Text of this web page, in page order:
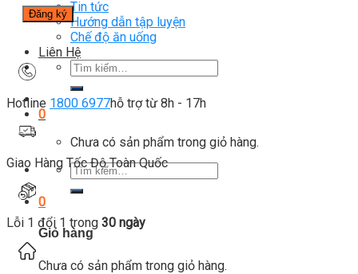
Tin tức
Hướng dẫn tập luyện
Chế độ ăn uống
Liên Hệ
Tìm
kiếm:
0
Chưa có sản phẩm trong giỏ hàng.
Tìm
kiếm:
0
Giỏ hàng
Chưa có sản phẩm trong giỏ hàng.
Hotline 1800 6977hỗ trợ từ 8h - 17h
Giao Hàng Tốc Độ Toàn Quốc
Lỗi 1 đổi 1 trong 30 ngày